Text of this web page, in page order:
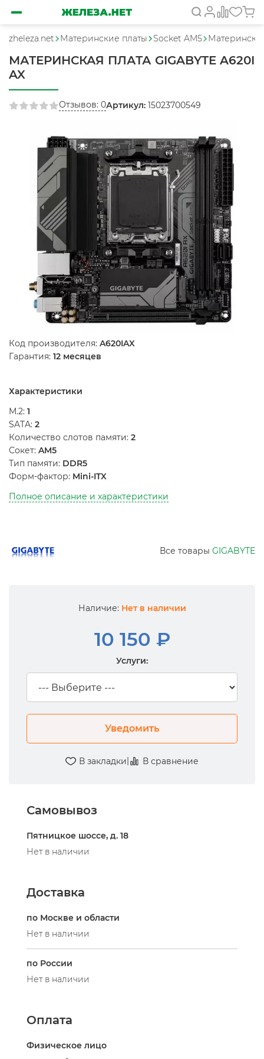
zheleza.net Материнские платы Socket AM5
МАТЕРИНСКАЯ ПЛАТА GIGABYTE A620I
AX
Отзывов: 0Артикул: 15023700549
Код производителя: A620IAX
Гарантия: 12 месяцев
Характеристики
M.2: 1
SATA: 2
Количество слотов памяти: 2
Сокет: AM5
Тип памяти: DDR5
Форм-фактор: Mini-ITX
Полное описание и характеристики
Все товары GIGABYTE
Наличие: Нет в наличии
10 150 ₽
Услуги:
Уведомить
В закладки| В сравнение
Самовывоз
Пятницкое шоссе, д. 18
Нет в наличии
Доставка
по Москве и области
Нет в наличии
по России
Нет в наличии
Оплата
Физическое лицо